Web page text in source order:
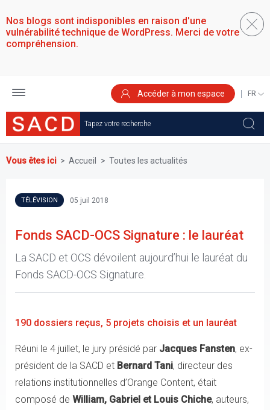
au
contenu
principal
Nos blogs sont indisponibles en raison d'une
vulnérabilité technique de WordPress. Merci de votre
compréhension.
Accéder à mon espace
YOUR
Vous êtes ici Accueil Toutes les actualités
TÉLÉVISION 05 juil 2018
Fonds SACD-OCS Signature : le lauréat
La SACD et OCS dévoilent aujourd’hui le lauréat du
Fonds SACD-OCS Signature.
190 dossiers reçus, 5 projets choisis et un lauréat
Réuni le 4 juillet, le jury présidé par Jacques Fansten, ex-
président de la SACD et Bernard Tani, directeur des
relations institutionnelles d’Orange Content, était
composé de William, Gabriel et Louis Chiche, auteurs,